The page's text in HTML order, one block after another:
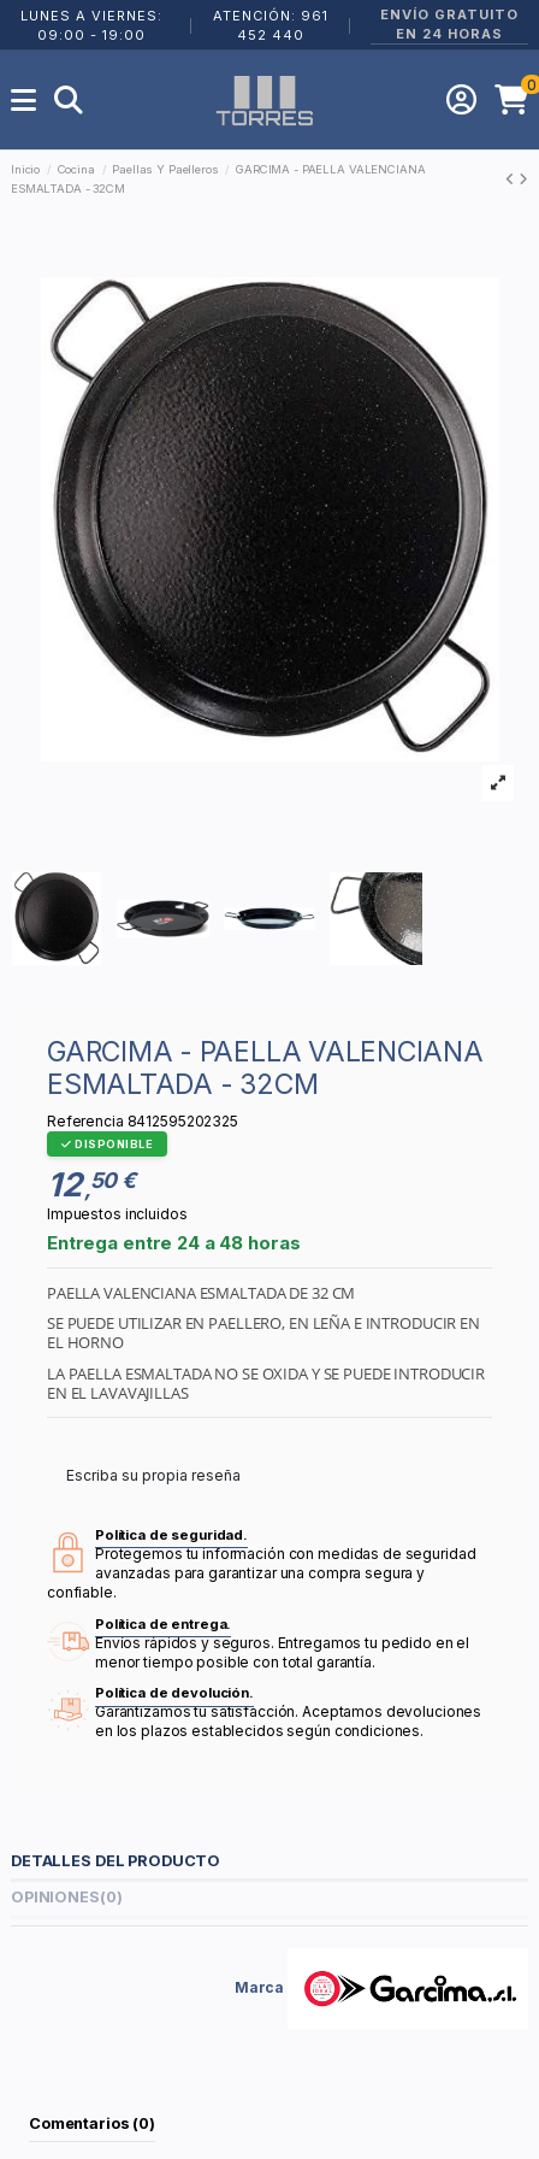
LUNES A VIERNES:
09:00 - 19:00
ATENCIÓN: 961
452 440
ENVÍO GRATUITO
EN 24 HORAS
0
Inicio Cocina Paellas Y Paelleros
GARCIMA - PAELLA VALENCIANA
ESMALTADA - 32CM
GARCIMA - PAELLA VALENCIANA
ESMALTADA - 32CM
Referencia 8412595202325
DISPONIBLE
12,50 €
Impuestos incluidos
Entrega entre 24 a 48 horas
PAELLA VALENCIANA ESMALTADA DE 32 CM
SE PUEDE UTILIZAR EN PAELLERO, EN LEÑA E INTRODUCIR EN
EL HORNO
LA PAELLA ESMALTADA NO SE OXIDA Y SE PUEDE INTRODUCIR
EN EL LAVAVAJILLAS
Escriba su propia reseña
Política de seguridad.
Protegemos tu información con medidas de seguridad
avanzadas para garantizar una compra segura y
confiable.
Política de entrega.
Envíos rápidos y seguros. Entregamos tu pedido en el
menor tiempo posible con total garantía.
Política de devolución.
Garantizamos tu satisfacción. Aceptamos devoluciones
en los plazos establecidos según condiciones.
DETALLES DEL PRODUCTO
OPINIONES(0)
Marca
Comentarios (0)